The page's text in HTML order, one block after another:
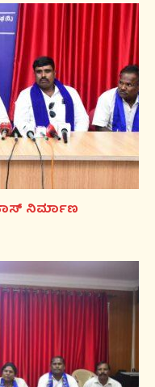
ನಿರ್ಮಾಣ